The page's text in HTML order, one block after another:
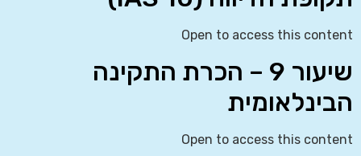
Open to access this content
שיעור 9 – הכרת התקינה
הבינלאומית
Open to access this content